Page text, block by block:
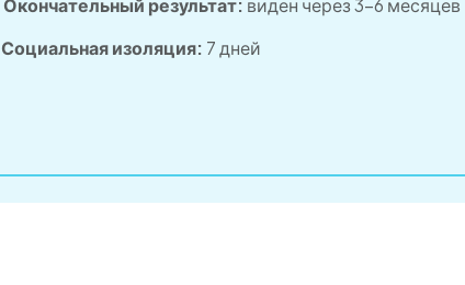
Окончательный результат: виден через 3–6 месяцев
Социальная изоляция: 7 дней